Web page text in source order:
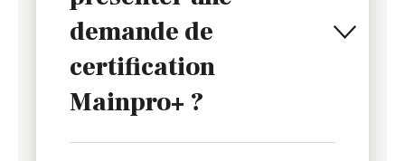
demande de
certification
Mainpro+ ?